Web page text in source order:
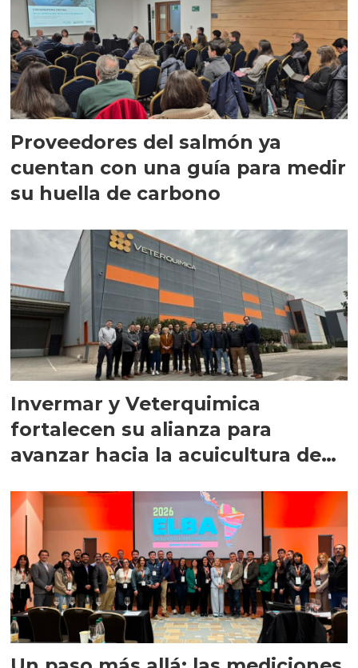
Proveedores del salmón ya
cuentan con una guía para medir
su huella de carbono
Invermar y Veterquimica
fortalecen su alianza para
avanzar hacia la acuicultura de